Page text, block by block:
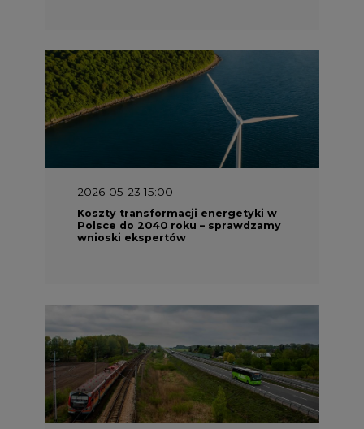
2026-05-23 15:00
Koszty transformacji energetyki w
Polsce do 2040 roku – sprawdzamy
wnioski ekspertów